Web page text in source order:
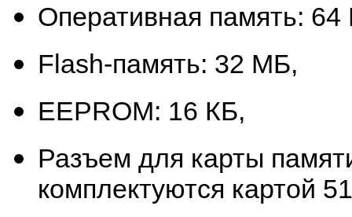
Оперативная память:
Flash-память: 32 МБ,
EEPROM: 16 КБ,
Разъем для карты
комплектуются картой